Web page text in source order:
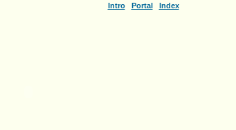
Intro Portal Index